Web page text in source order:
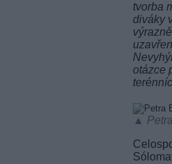
tvorba
diváky
otázce
▲